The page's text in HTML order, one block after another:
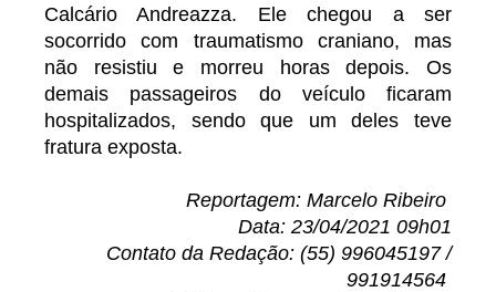
Calcário Andreazza. Ele chegou a ser
socorrido com traumatismo craniano, mas
não resistiu e morreu horas depois. Os
demais passageiros do veículo ficaram
hospitalizados, sendo que um deles teve
fratura exposta.
Reportagem: Marcelo Ribeiro
Data: 23/04/2021 09h01
Contato da Redação: (55) 996045197 /
991914564